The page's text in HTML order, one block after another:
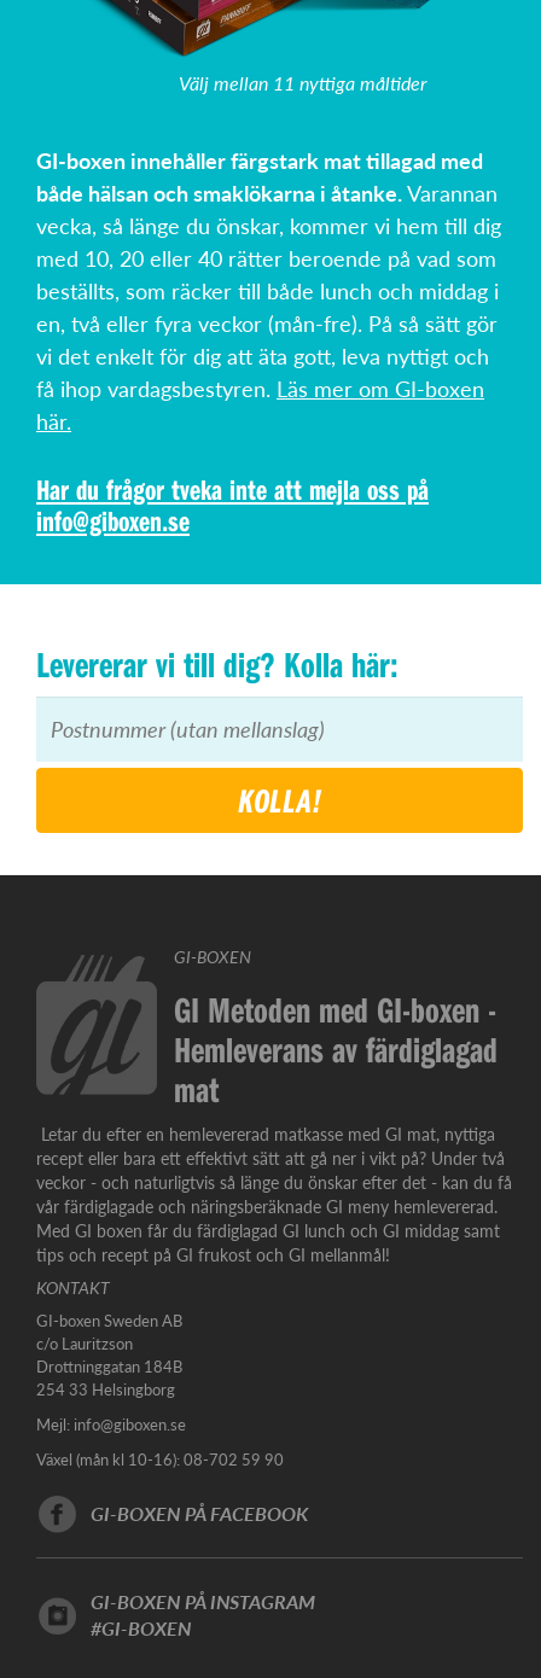
Välj mellan 11 nyttiga måltider
GI-boxen innehåller färgstark mat tillagad med
både hälsan och smaklökarna i åtanke.Varannan
vecka, så länge du önskar, kommer vi hem till dig
med 10, 20 eller 40 rätter beroende på vad som
beställts, som räcker till både lunch och middag i
en, två eller fyra veckor (mån-fre). På så sätt gör
vi det enkelt för dig att äta gott, leva nyttigt och
få ihop vardagsbestyren. Läs mer om GI-boxen
här.
Har du frågor tveka inte att mejla oss på
info@giboxen.se
Levererar vi till dig? Kolla här:
KOLLA!
GI-BOXEN
GI Metoden med GI-boxen -
Hemleverans av färdiglagad
mat
Letar du efter en hemlevererad matkasse med GI mat, nyttiga
recept eller bara ett effektivt sätt att gå ner i vikt på? Under två
veckor - och naturligtvis så länge du önskar efter det - kan du få
vår färdiglagade och näringsberäknade GI meny hemlevererad.
Med GI boxen får du färdiglagad GI lunch och GI middag samt
tips och recept på GI frukost och GI mellanmål!
KONTAKT
GI-boxen Sweden AB
c/o Lauritzson
Drottninggatan 184B
254 33 Helsingborg
Mejl: info@giboxen.se
Växel (mån kl 10-16): 08-702 59 90
GI-BOXEN PÅ FACEBOOK
GI-BOXEN PÅ INSTAGRAM
#GI-BOXEN